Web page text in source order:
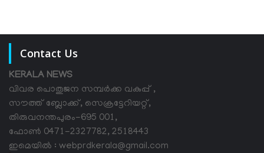
Contact Us
KERALA NEWS
വിവര പൊതുജന സമ്പര്‍ക്ക വകുപ്പ് ,
സൗത്ത് ബ്ലോക്ക്, സെക്രട്ടേറിയറ്റ്,
തിരുവനന്തപുരം-695 001,
ഫോൺ 0471-2327782, 2518443
ഇമെയിൽ : webprdkerala@gmail.com